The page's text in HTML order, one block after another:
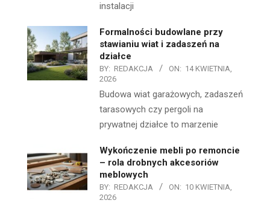
instalacji
Formalności budowlane przy
stawianiu wiat i zadaszeń na
działce
BY: REDAKCJA ON: 14 KWIETNIA,
2026
Budowa wiat garażowych, zadaszeń
tarasowych czy pergoli na
prywatnej działce to marzenie
Wykończenie mebli po remoncie
– rola drobnych akcesoriów
meblowych
BY: REDAKCJA ON: 10 KWIETNIA,
2026